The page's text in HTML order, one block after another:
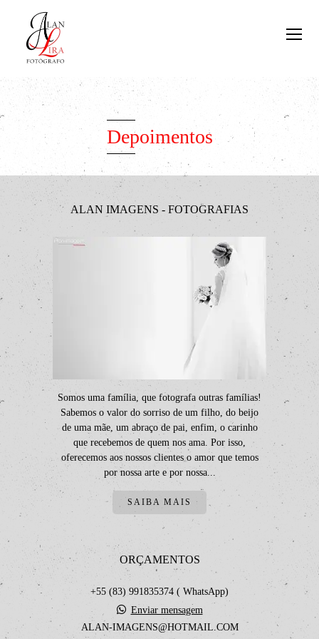
Depoimentos
ALAN IMAGENS - FOTOGRAFIAS
Somos uma família, que fotografa outras famílias!
Sabemos o valor do sorriso de um filho, do beijo
de uma mãe, um abraço de pai, enfim, o carinho
que recebemos de quem nos ama. Por isso,
oferecemos aos nossos clientes o amor que temos
por nossa arte e por nossa...
SAIBA MAIS
ORÇAMENTOS
+55 (83) 991835374 ( WhatsApp)
Enviar mensagem
ALAN-IMAGENS@HOTMAIL.COM